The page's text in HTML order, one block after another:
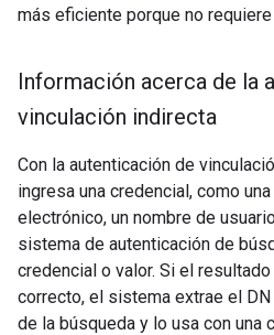
más eficiente porque no
Información acerca de la
vinculación indirecta
Con la autenticación de
ingresa una credencial, como
electrónico, un nombre de
sistema de autenticación de
credencial o valor. Si el
correcto, el sistema extrae el
de la búsqueda y lo usa con una